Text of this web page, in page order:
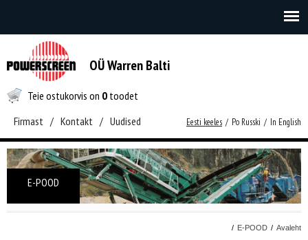
OÜ Warren Balti
Teie ostukorvis on 0 toodet
Firmast / Kontakt / Uudised Eesti keeles / Po Russki / In English
E-POOD
/ E-POOD / Avaleht